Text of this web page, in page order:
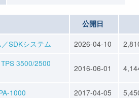
公開日
SDKシステム 2026-04-10
3500/2500
2016-06-01
1000 2017-04-05